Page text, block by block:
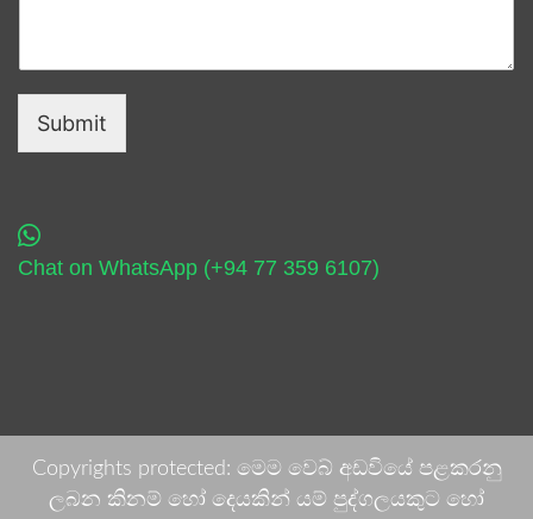
Submit
Chat on WhatsApp (+94 77 359 6107)
Copyrights protected: මෙම වෙබ් අඩවියේ පළකරනු
ලබන කිනම් හෝ දෙයකින් යම් පුද්ගලයකුට හෝ